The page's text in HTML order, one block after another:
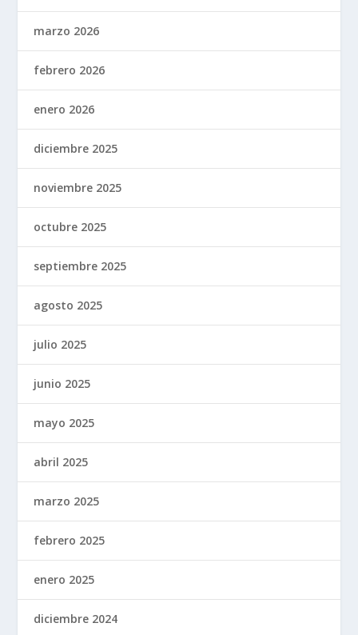
marzo 2026
febrero 2026
enero 2026
diciembre 2025
noviembre 2025
octubre 2025
septiembre 2025
agosto 2025
julio 2025
junio 2025
mayo 2025
abril 2025
marzo 2025
febrero 2025
enero 2025
diciembre 2024